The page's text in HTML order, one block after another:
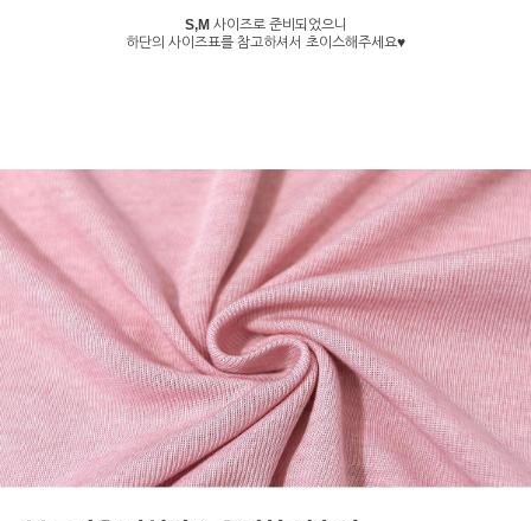
S,M 사이즈로 준비되었으니
하단의 사이즈표를 참고하셔서 초이스해주세요♥